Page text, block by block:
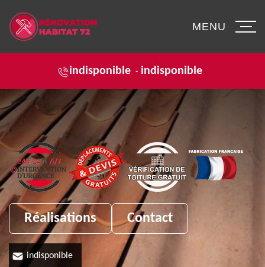
indisponible - indisponible
MENU
Réalisations Contact
indisponible